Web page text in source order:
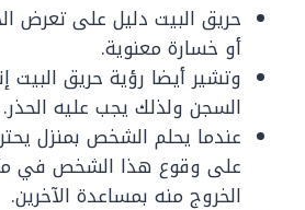
حريق البيت دليل على تعرض
أو خسارة معنوية.
وتشير أيضا رؤية حريق البيت
السجن ولذلك يجب عليه الحذر.
عندما يحلم الشخص بمنزل
على وقوع هذا الشخص في
الخروج منه بمساعدة الآخرين.